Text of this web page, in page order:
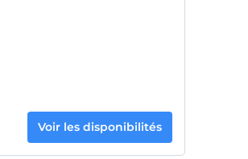
Voir les disponibilités